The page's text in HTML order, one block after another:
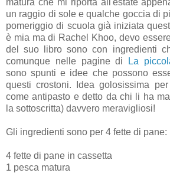
un raggio di sole e qualche goccia di
pomeriggio di scuola già iniziata
è mia ma di Rachel Khoo, devo
del suo libro sono con ingredienti
comunque nelle pagine di
La
sono spunti e idee che possono
questi crostoni. Idea golosissima
come antipasto e detto da chi li ha
la sottoscritta) davvero meravigliosi!
Gli ingredienti sono per 4 fette di pane:
4 fette di pane in cassetta
1 pesca matura